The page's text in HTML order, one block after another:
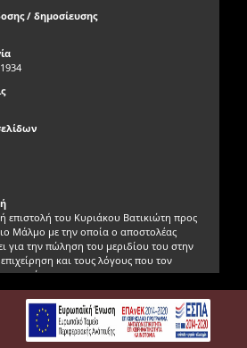
/ δημοσίευσης
επιστολή του Κυριάκου Βατικιώτη προς
Μάλμο με την οποία ο αποστολέας
για την πώληση του μεριδίου του στην
και τους λόγους που τον
αυτό.
τεκμηρίου
τεκμηρίου